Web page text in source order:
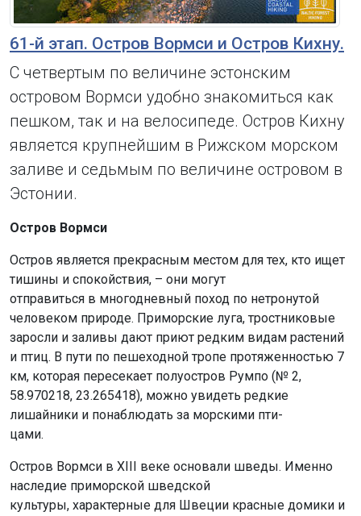
61-й этап. Остров Вормси и Остров Кихну.
С четвертым по величине эстонским
островом Вормси удобно знакомиться как
пешком, так и на велосипеде. Остров Кихну
является крупнейшим в Рижском морском
заливе и седьмым по величине островом в
Эстонии.
Остров Вормси
Остров является прекрасным местом для тех, кто ищет
тишины и спокойствия, – они могут
отправиться в многодневный поход по нетронутой
человеком природе. Приморские луга, тростниковые
заросли и заливы дают приют редким видам растений
и птиц. В пути по пешеходной тропе протяженностью 7
км, которая пересекает полуостров Румпо (№ 2,
58.970218, 23.265418), можно увидеть редкие
лишайники и понаблюдать за морскими пти-
цами.
Остров Вормси в XIII веке основали шведы. Именно
наследие приморской шведской
культуры, характерные для Швеции красные домики и